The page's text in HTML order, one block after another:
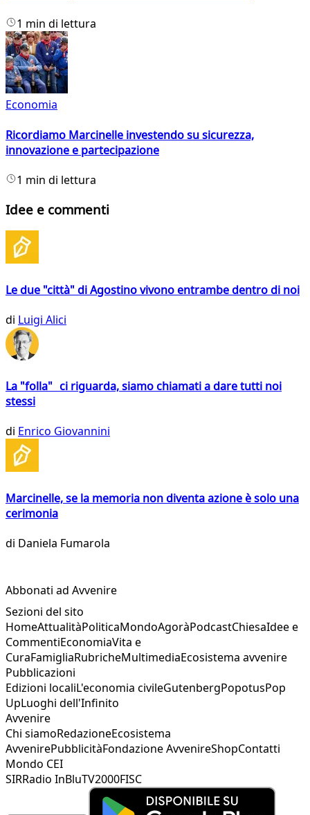
1 min di lettura
Economia
Ricordiamo Marcinelle investendo su sicurezza,
innovazione e partecipazione
1 min di lettura
Idee e commenti
Le due "città" di Agostino vivono entrambe dentro di noi
di Luigi Alici
La "folla" ci riguarda, siamo chiamati a dare tutti noi
stessi
di Enrico Giovannini
Marcinelle, se la memoria non diventa azione è solo una
cerimonia
di Daniela Fumarola
Abbonati ad Avvenire
Sezioni del sito
HomeAttualitàPoliticaMondoAgoràPodcastChiesaIdee e
CommentiEconomiaVita e
CuraFamigliaRubricheMultimediaEcosistema avvenire
Pubblicazioni
Edizioni localiL'economia civileGutenbergPopotusPop
UpLuoghi dell'Infinito
Avvenire
Chi siamoRedazioneEcosistema
AvvenirePubblicitàFondazione AvvenireShopContatti
Mondo CEI
SIRRadio InBluTV2000FISC